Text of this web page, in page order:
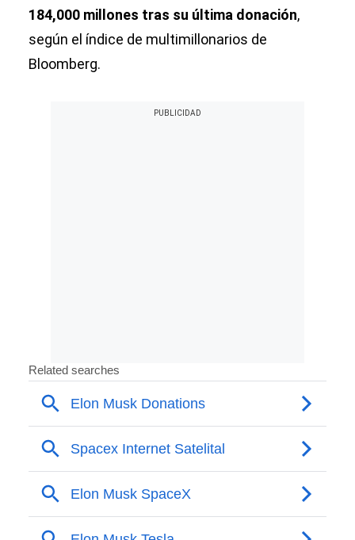
184,000 millones tras su última donación,
según el índice de multimillonarios de
Bloomberg.